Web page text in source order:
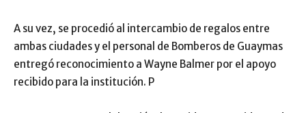
A su vez, se procedió al intercambio de regalos entre
ambas ciudades y el personal de Bomberos de Guaymas
entregó reconocimiento a Wayne Balmer por el apoyo
recibido para la institución. P